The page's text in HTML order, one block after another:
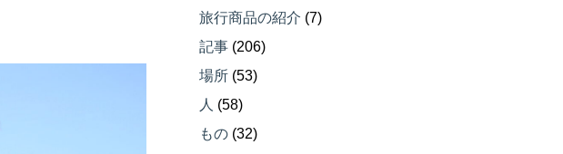
旅行商品の紹介 (7)
記事 (206)
場所 (53)
人 (58)
もの (32)